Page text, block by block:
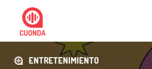
ENTRETENIMIENTO